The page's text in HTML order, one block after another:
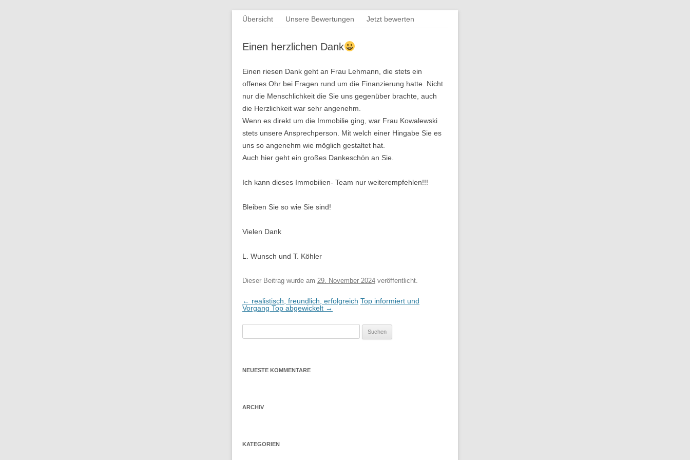
Springe
zum
Übersicht Unsere Bewertungen Jetzt bewerten
Einen herzlichen Dank
Einen riesen Dank geht an Frau Lehmann, die stets ein
offenes Ohr bei Fragen rund um die Finanzierung hatte. Nicht
nur die Menschlichkeit die Sie uns gegenüber brachte, auch
die Herzlichkeit war sehr angenehm.
Wenn es direkt um die Immobilie ging, war Frau Kowalewski
stets unsere Ansprechperson. Mit welch einer Hingabe Sie es
uns so angenehm wie möglich gestaltet hat.
Auch hier geht ein großes Dankeschön an Sie.
Ich kann dieses Immobilien- Team nur weiterempfehlen!!!
Bleiben Sie so wie Sie sind!
Vielen Dank
L. Wunsch und T. Köhler
Dieser Beitrag wurde am 29. November 2024 veröffentlicht.
Beitrags-
Navigation
← realistisch, freundlich, erfolgreich Top informiert und
Vorgang Top abgewickelt →
NEUESTE KOMMENTARE
ARCHIV
KATEGORIEN